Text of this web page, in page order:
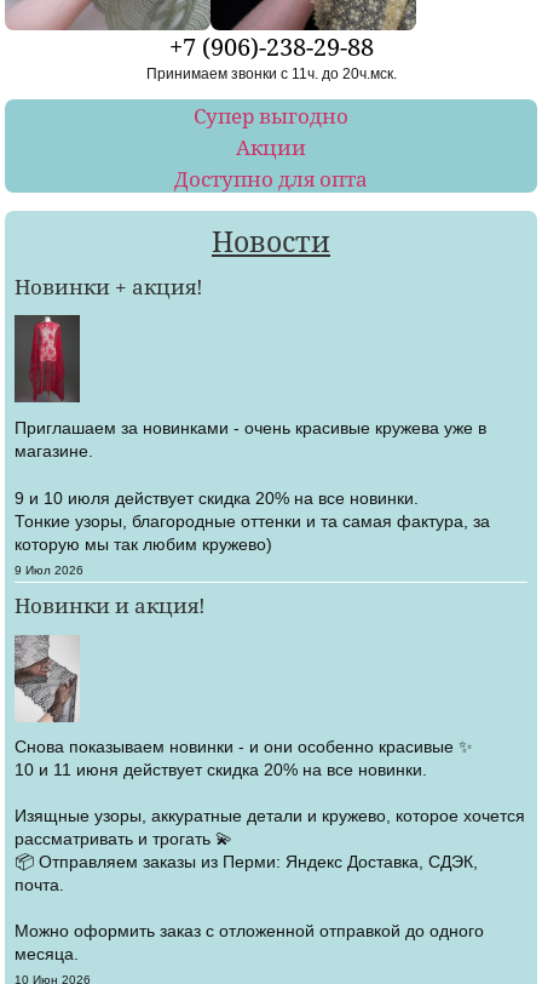
+7 (906)-238-29-88
Принимаем звонки с 11ч. до 20ч.мск.
Супер выгодно
Акции
Доступно для опта
Новости
Новинки + акция!
Приглашаем за новинками - очень красивые кружева уже в
магазине.
9 и 10 июля действует скидка 20% на все новинки.
Тонкие узоры, благородные оттенки и та самая фактура, за
которую мы так любим кружево)
Создано
9 Июл 2026
Новинки и акция!
Снова показываем новинки - и они особенно красивые ✨
10 и 11 июня действует скидка 20% на все новинки.
Изящные узоры, аккуратные детали и кружево, которое хочется
рассматривать и трогать 💫
📦 Отправляем заказы из Перми: Яндекс Доставка, СДЭК,
почта.
Можно оформить заказ с отложенной отправкой до одного
месяца.
Создано
10 Июн 2026